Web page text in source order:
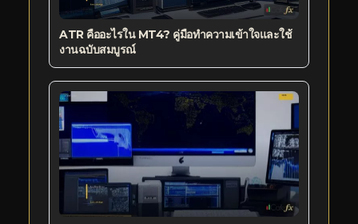
ATR คืออะไรใน MT4? คู่มือทำความเข้าใจและใช้
งานฉบับสมบูรณ์